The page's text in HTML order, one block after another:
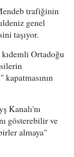
trafiğinin
genel
taşıyor.
Ortadoğu
Kanalı'nı
gösterebilir ve
almaya"